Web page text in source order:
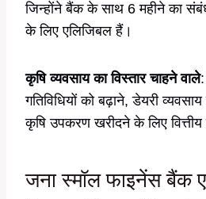
जिन्होंने बैंक के साथ 6 महीने का
के लिए एलिजिबल हैं।
कृषि व्यवसाय का विस्तार चाहने वाले
गतिविधियों को बढ़ाने, डेयरी
कृषि उपकरण खरीदने के लिए वित्तीय
जना स्मॉल फाइनेंस बैंक